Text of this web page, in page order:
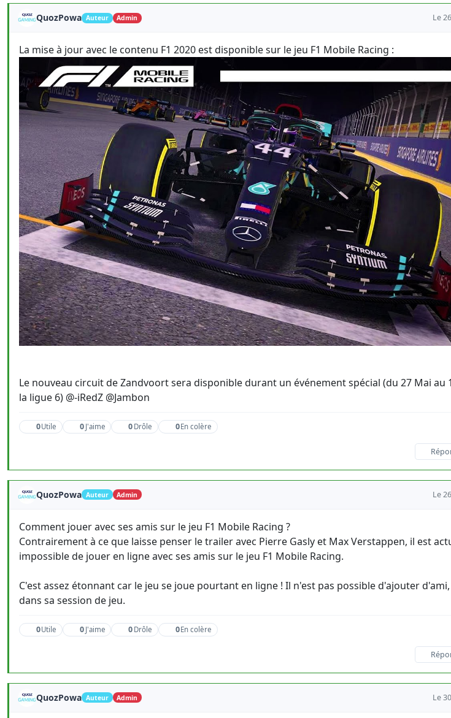
QuozPowa Auteur Admin Le
La mise à jour avec le contenu F1 2020 est disponible sur le jeu F1 Mobile Racing :
Le nouveau circuit de Zandvoort sera disponible durant un événement spécial (du 27 Mai au
la ligue 6) @-iRedZ @Jambon
0Utile 0 J'aime 0 Drôle 0En colère
QuozPowa Auteur Admin Le
Comment jouer avec ses amis sur le jeu F1 Mobile Racing ?
Contrairement à ce que laisse penser le trailer avec Pierre Gasly et Max Verstappen, il est
impossible de jouer en ligne avec ses amis sur le jeu F1 Mobile Racing.
C'est assez étonnant car le jeu se joue pourtant en ligne ! Il n'est pas possible d'ajouter
dans sa session de jeu.
0Utile 0 J'aime 0 Drôle 0En colère
QuozPowa Auteur Admin Le